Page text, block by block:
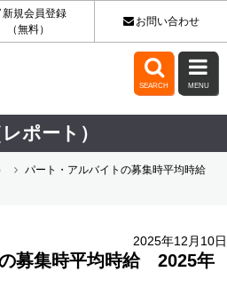
新規会員登録
（無料）
お問い合わせ

SEARCH

MENU
ポート）
パート・アルバイトの募集時平均時給
2025年12月10日
募集時平均時給 2025年